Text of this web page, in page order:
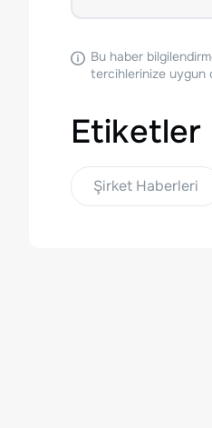
Bu haber
tercihlerinize uygun
Etiketler
Şirket Haberleri